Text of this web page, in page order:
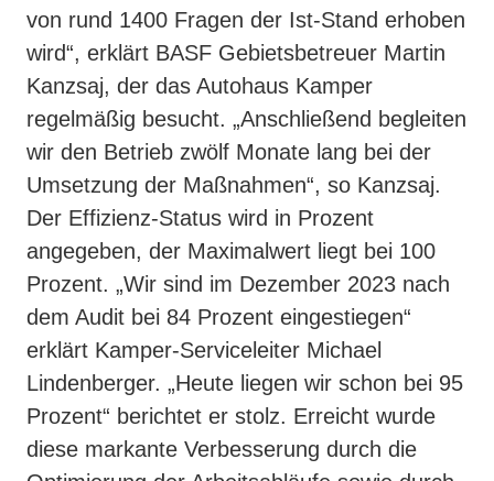
von rund 1400 Fragen der Ist-Stand erhoben
wird“, erklärt BASF Gebietsbetreuer Martin
Kanzsaj, der das Autohaus Kamper
regelmäßig besucht. „Anschließend begleiten
wir den Betrieb zwölf Monate lang bei der
Umsetzung der Maßnahmen“, so Kanzsaj.
Der Effizienz-Status wird in Prozent
angegeben, der Maximalwert liegt bei 100
Prozent. „Wir sind im Dezember 2023 nach
dem Audit bei 84 Prozent eingestiegen“
erklärt Kamper-Serviceleiter Michael
Lindenberger. „Heute liegen wir schon bei 95
Prozent“ berichtet er stolz. Erreicht wurde
diese markante Verbesserung durch die